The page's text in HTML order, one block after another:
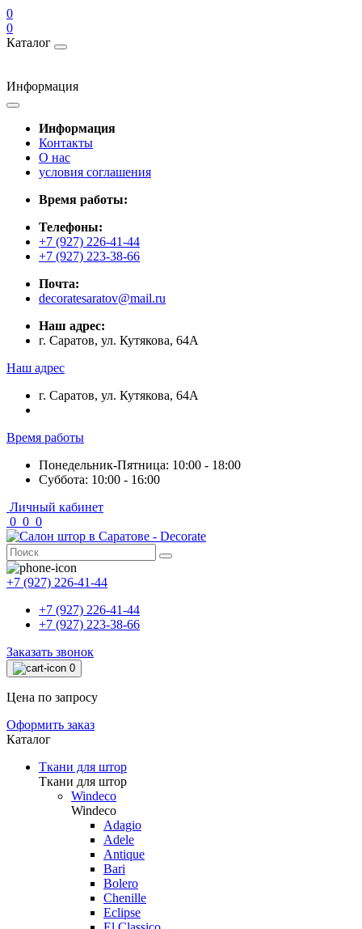
0
0
Каталог
Информация
Информация
Контакты
О нас
условия соглашения
Время работы:
Телефоны:
+7 (927) 226-41-44
+7 (927) 223-38-66
Почта:
decoratesaratov@mail.ru
Наш адрес:
г. Саратов, ул. Кутякова, 64А
Наш адрес
г. Саратов, ул. Кутякова, 64А
Время работы
Понедельник-Пятница: 10:00 - 18:00
Суббота: 10:00 - 16:00
Личный кабинет
0 0 0
+7 (927) 226-41-44
+7 (927) 226-41-44
+7 (927) 223-38-66
Заказать звонок
0
Цена по запросу
Оформить заказ
Каталог
Ткани для штор
Ткани для штор
Windeco
Windeco
Adagio
Adele
Antique
Bari
Bolero
Chenille
Eclipse